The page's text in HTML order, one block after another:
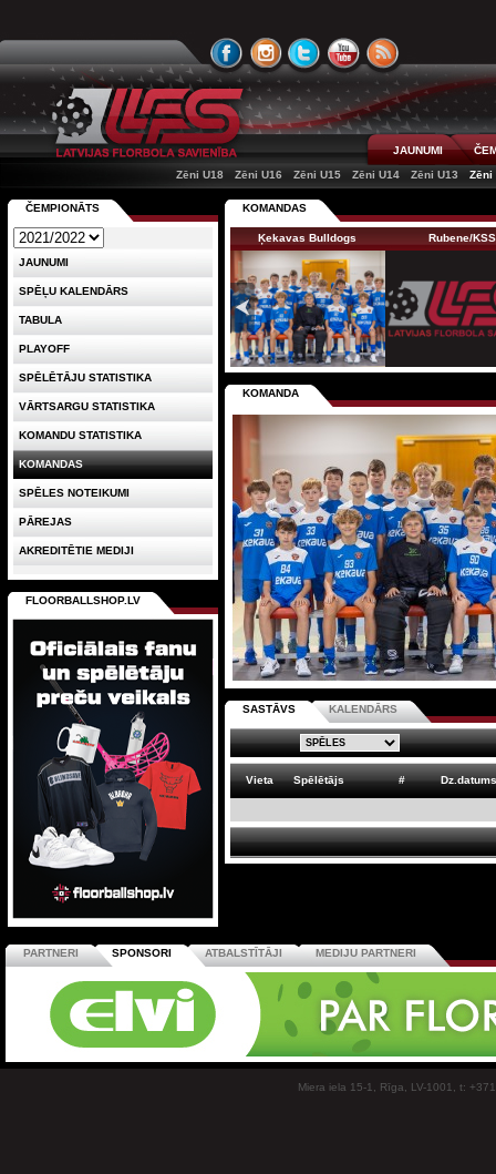
JAUNUMI
Zēni U18
Zēni U16 Zēni U15 Zēni U14 Zēni U13 Zēni
KOMANDAS
Ķekavas Bulldogs Rubene/KSS
KOMANDA
SASTĀVS KALENDĀRS
Vieta Spēlētājs # Dz.datums
ČEMPIONĀTS
JAUNUMI
SPĒĻU KALENDĀRS
TABULA
PLAYOFF
SPĒLĒTĀJU STATISTIKA
VĀRTSARGU STATISTIKA
KOMANDU STATISTIKA
KOMANDAS
SPĒLES NOTEIKUMI
PĀREJAS
AKREDITĒTIE MEDIJI
FLOORBALLSHOP.LV
PARTNERI SPONSORI ATBALSTĪTĀJI MEDIJU PARTNERI
Miera iela 15-1, Rīga, LV-1001, t: